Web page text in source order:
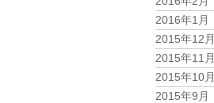
2016年1月
2015年12月
2015年11月
2015年10月
2015年9月